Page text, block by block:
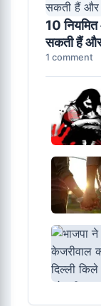
10
सकती हैं
1 comment